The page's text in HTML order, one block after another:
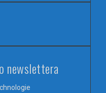
newslettera